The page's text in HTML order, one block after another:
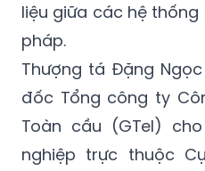
liệu giữa các hệ
pháp.
Thượng tá Đặng
đốc Tổng công ty
Toàn cầu (GTel)
nghiệp trực thuộc